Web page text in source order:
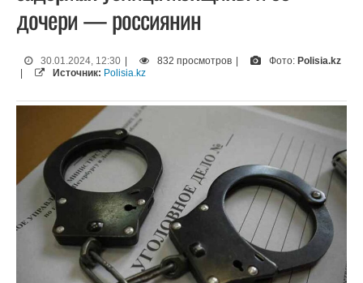
дочери — россиянин
30.01.2024, 12:30 832 просмотров Фото: Polisia.kz
Источник: Polisia.kz